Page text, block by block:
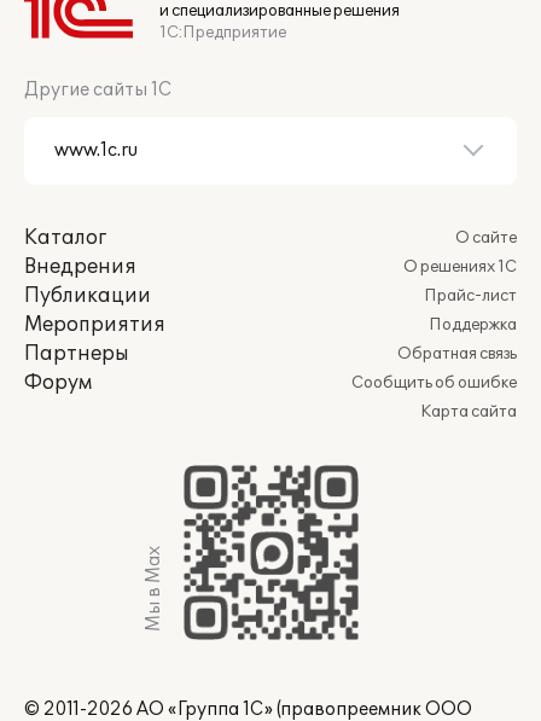
и специализированные решения
1С:Предприятие
Другие сайты 1С
Каталог
Внедрения
Публикации
Мероприятия
Партнеры
Форум
О сайте
О решениях 1С
Прайс-лист
Поддержка
Обратная связь
Сообщить об ошибке
Карта сайта
Мы в Max
© 2011-2026 АО «Группа 1С» (правопреемник ООО